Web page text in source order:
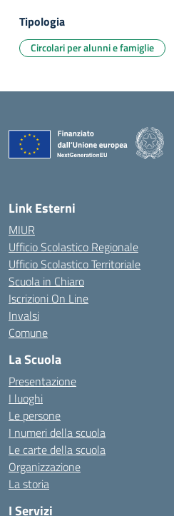
Tipologia
Circolari per alunni e famiglie
Link Esterni
MIUR
Ufficio Scolastico Regionale
Ufficio Scolastico Territoriale
Scuola in Chiaro
Iscrizioni On Line
Invalsi
Comune
La Scuola
Presentazione
I luoghi
Le persone
I numeri della scuola
Le carte della scuola
Organizzazione
La storia
I Servizi